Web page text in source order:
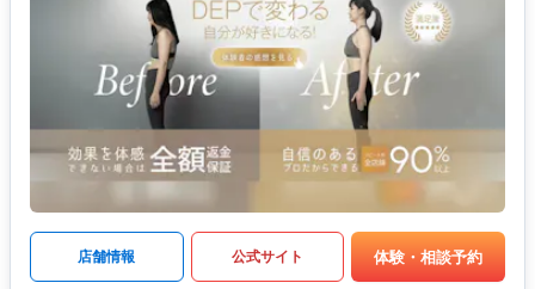
店舗情報 公式サイト 体験・相談予約